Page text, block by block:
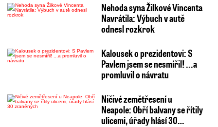
Nehoda syna Žilkové Vincenta
Navrátila: Výbuch v autě
odnesl rozkrok
Kalousek o prezidentovi: S
Pavlem jsem se nesmířil! ...a
promluvil o návratu
Ničivé zemětřesení u
Neapole: Obří balvany se řítily
ulicemi, úřady hlásí 30…